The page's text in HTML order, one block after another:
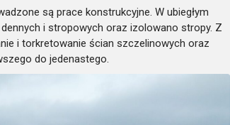
są prace konstrukcyjne. W ubiegłym
i stropowych oraz izolowano stropy. Z
i torkretowanie ścian szczelinowych oraz
do jedenastego.